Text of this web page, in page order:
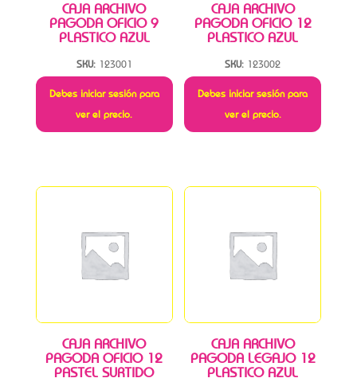
CAJA ARCHIVO
PAGODA OFICIO 9
PLASTICO AZUL
SKU: 123001
Debes iniciar sesión para
ver el precio.
CAJA ARCHIVO
PAGODA OFICIO 12
PLASTICO AZUL
SKU: 123002
Debes iniciar sesión para
ver el precio.
CAJA ARCHIVO
PAGODA OFICIO 12
PASTEL SURTIDO
CAJA ARCHIVO
PAGODA LEGAJO 12
PLASTICO AZUL